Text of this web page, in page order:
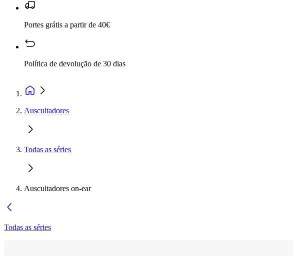
Portes grátis a partir de 40€
Política de devolução de 30 dias
Auscultadores
Todas as séries
Auscultadores on-ear
Todas as séries